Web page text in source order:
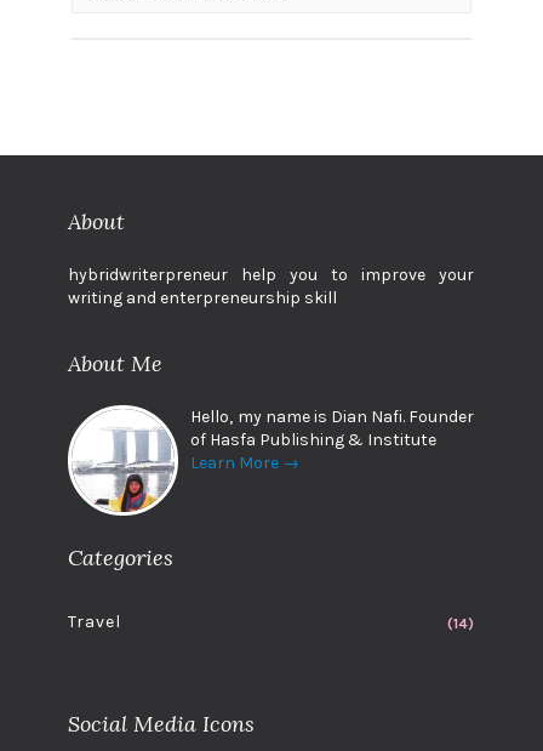
About
hybridwriterpreneur help you to improve your
writing and enterpreneurship skill
About Me
Hello, my name is Dian Nafi. Founder
of Hasfa Publishing & Institute
Learn More →
Categories
Travel (14)
Social Media Icons